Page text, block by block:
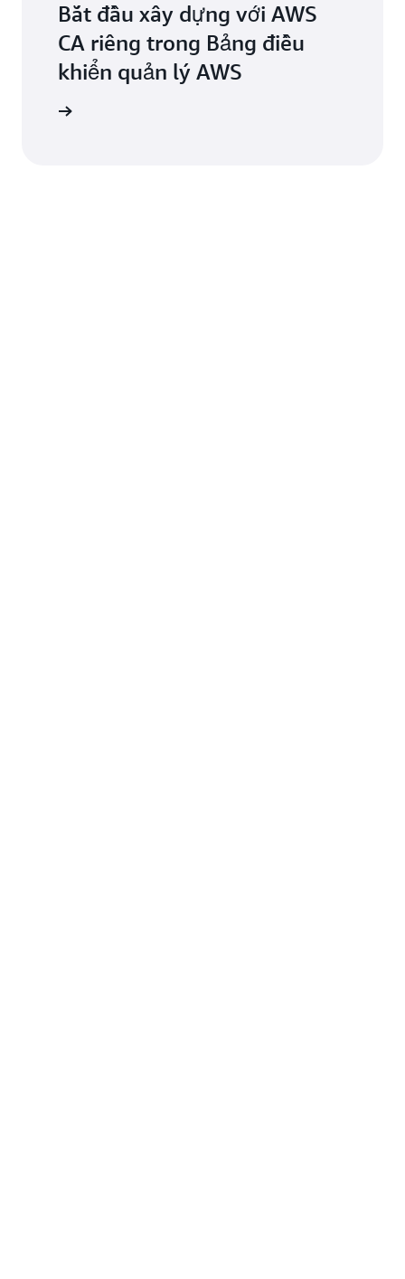
Bắt đầu xây dựng với AWS
CA riêng trong Bảng điều
khiển quản lý AWS